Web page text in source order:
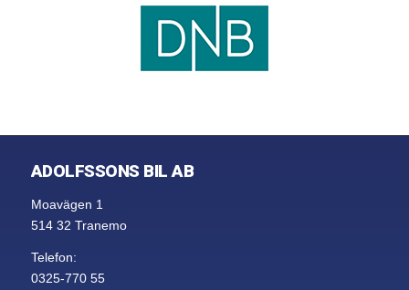
ADOLFSSONS BIL AB
Moavägen 1
514 32 Tranemo
Telefon:
0325-770 55